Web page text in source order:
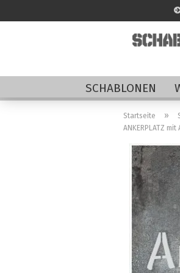
SCHABLONEN
Startseite »
ANKERPLATZ mit